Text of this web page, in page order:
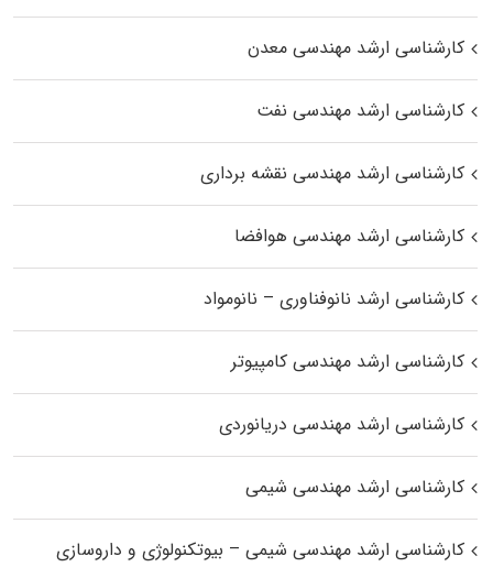
کارشناسی ارشد مهندسی معدن
کارشناسی ارشد مهندسی نفت
کارشناسی ارشد مهندسی نقشه برداری
کارشناسی ارشد مهندسی هوافضا
کارشناسی ارشد نانوفناوری – نانومواد
کارشناسی ارشد مهندسی کامپیوتر
کارشناسی ارشد مهندسی دریانوردی
کارشناسی ارشد مهندسی شیمی
کارشناسی ارشد مهندسی شیمی – بیوتکنولوژی و داروسازی